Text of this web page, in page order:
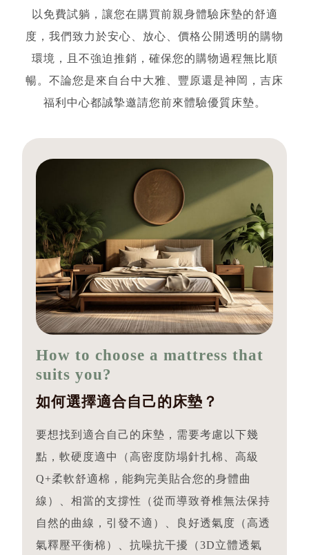
以免費試躺，讓您在購買前親身體驗床墊的舒適
度，我們致力於安心、放心、價格公開透明的購物
環境，且不強迫推銷，確保您的購物過程無比順
暢。不論您是來自台中大雅、豐原還是神岡，吉床
福利中心都誠摯邀請您前來體驗優質床墊。
How to choose a mattress that
suits you?
如何選擇適合自己的床墊？
要想找到適合自己的床墊，需要考慮以下幾
點，軟硬度適中（高密度防塌針扎棉、高級
Q+柔軟舒適棉，能夠完美貼合您的身體曲
線）、相當的支撐性（從而導致脊椎無法保持
自然的曲線，引發不適）、良好透氣度（高透
氣釋壓平衡棉）、抗噪抗干擾（3D立體透氣